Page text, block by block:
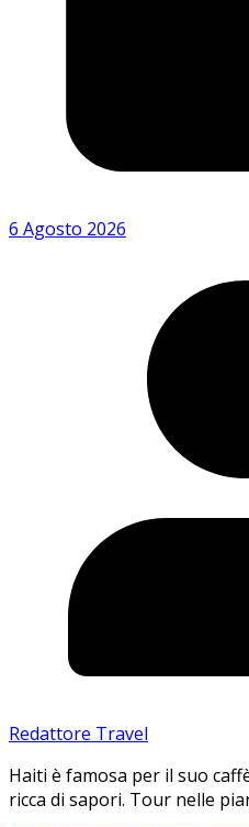
6 Agosto 2026
Redattore Travel
Haiti è famosa per il suo
ricca di sapori. Tour nelle